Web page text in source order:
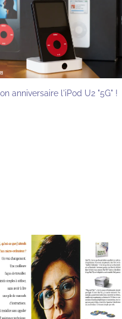
anniversaire l'iPod U2 "5G" !